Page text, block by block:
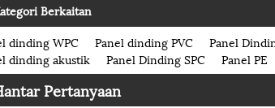
Berkaitan
dinding WPC
Panel dinding PVC Panel
dinding akustik
Panel Dinding SPC Panel PE
Pertanyaan